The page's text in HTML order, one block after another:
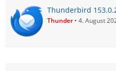
Thunderbird
Thunder 4. August